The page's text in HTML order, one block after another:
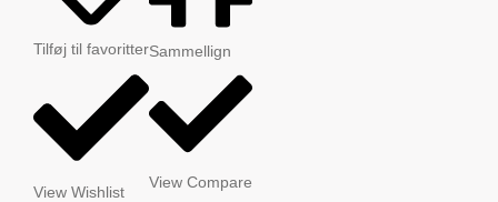
Tilføj til favoritter
View Wishlist
Sammellign
View Compare